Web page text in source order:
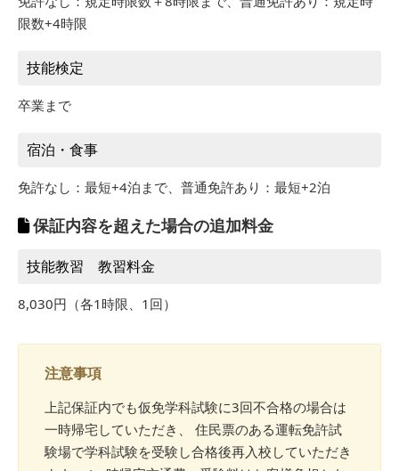
限数+4時限
技能検定
卒業まで
宿泊・食事
免許なし：最短+4泊まで、普通免許あり：最短+2泊
保証内容を超えた場合の追加料金
技能教習 教習料金
8,030円（各1時限、1回）
注意事項
上記保証内でも仮免学科試験に3回不合格の場合は
一時帰宅していただき、 住民票のある運転免許試
験場で学科試験を受験し合格後再入校していただき